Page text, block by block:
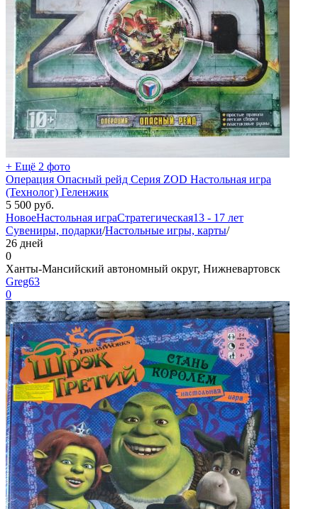
+ Ещё 2 фото
Операция Опасный рейд Серия ZOD Настольная игра
(Технолог) Геленжик
5 500 руб.
НовоеНастольная играСтратегическая13 - 17 лет
Сувениры, подарки/Настольные игры, карты/
26 дней
0
Ханты-Мансийский автономный округ, Нижневартовск
Greg63
0